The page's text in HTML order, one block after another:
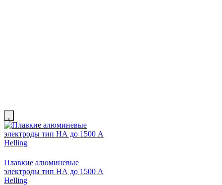
Плавкие алюминевые
электроды тип НА до 1500 A
Helling